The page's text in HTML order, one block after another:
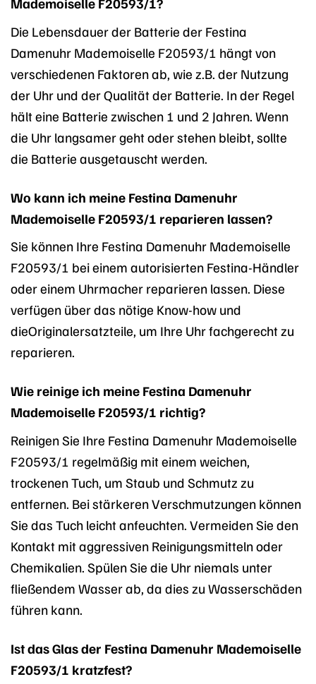
Die Lebensdauer der Batterie der Festina
Damenuhr Mademoiselle F20593/1 hängt von
verschiedenen Faktoren ab, wie z.B. der Nutzung
der Uhr und der Qualität der Batterie. In der Regel
hält eine Batterie zwischen 1 und 2 Jahren. Wenn
die Uhr langsamer geht oder stehen bleibt, sollte
die Batterie ausgetauscht werden.
Wo kann ich meine Festina Damenuhr
Mademoiselle F20593/1 reparieren lassen?
Sie können Ihre Festina Damenuhr Mademoiselle
F20593/1 bei einem autorisierten Festina-Händler
oder einem Uhrmacher reparieren lassen. Diese
verfügen über das nötige Know-how und
dieOriginalersatzteile, um Ihre Uhr fachgerecht zu
reparieren.
Wie reinige ich meine Festina Damenuhr
Mademoiselle F20593/1 richtig?
Reinigen Sie Ihre Festina Damenuhr Mademoiselle
F20593/1 regelmäßig mit einem weichen,
trockenen Tuch, um Staub und Schmutz zu
entfernen. Bei stärkeren Verschmutzungen können
Sie das Tuch leicht anfeuchten. Vermeiden Sie den
Kontakt mit aggressiven Reinigungsmitteln oder
Chemikalien. Spülen Sie die Uhr niemals unter
fließendem Wasser ab, da dies zu Wasserschäden
führen kann.
Ist das Glas der Festina Damenuhr Mademoiselle
F20593/1 kratzfest?